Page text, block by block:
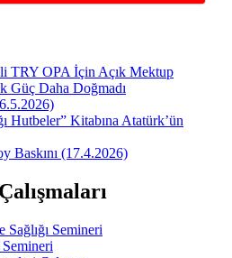
TRY OPA İçin Açık Mektup
Güç Daha Doğmadı
Hutbeler” Kitabına Atatürk’ün
Baskını (17.4.2026)
Semineri